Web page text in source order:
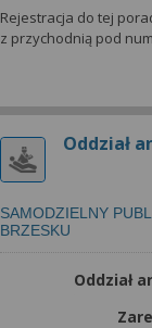
Rejestracja do tej
z przychodnią pod
Oddział
SAMODZIELNY
BRZESKU
Oddział